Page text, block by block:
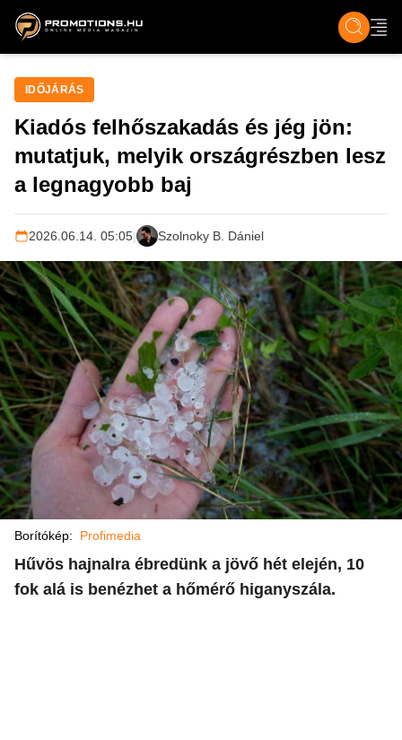
ZENE, FILM & KULT ÉLET TECH &
IDŐJÁRÁS
Kiadós felhőszakadás és jég jön:
mutatjuk, melyik országrészben lesz
a legnagyobb baj
2026.06.14. 05:05| Szolnoky B. Dániel
Borítókép: Profimedia
Hűvös hajnalra ébredünk a jövő hét elején, 10
fok alá is benézhet a hőmérő higanyszála.